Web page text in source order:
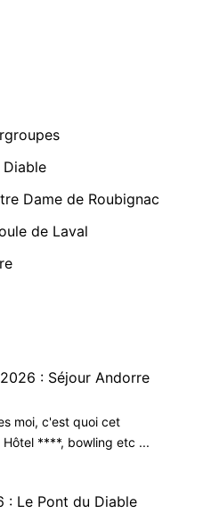
Dame de Roubignac
de Laval
: Séjour Andorre
moi, c'est quoi cet
Hôtel ****, bowling etc ...
: Le Pont du Diable